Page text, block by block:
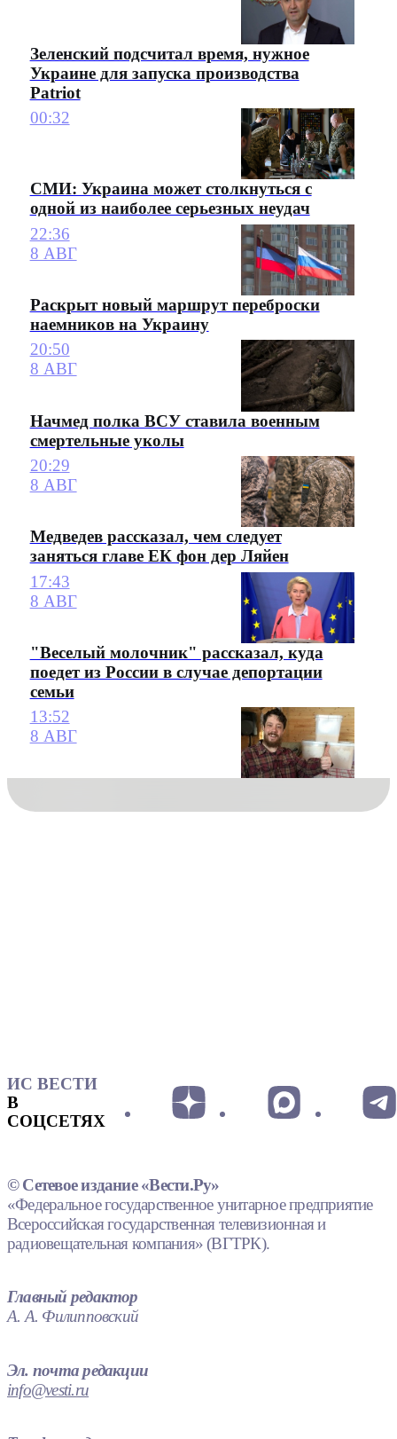
Зеленский подсчитал время, нужное
Украине для запуска производства
Patriot
00:32
СМИ: Украина может столкнуться с
одной из наиболее серьезных неудач
22:36
8 АВГ
Раскрыт новый маршрут переброски
наемников на Украину
20:50
8 АВГ
Начмед полка ВСУ ставила военным
смертельные уколы
20:29
8 АВГ
Медведев рассказал, чем следует
заняться главе ЕК фон дер Ляйен
17:43
8 АВГ
"Веселый молочник" рассказал, куда
поедет из России в случае депортации
семьи
13:52
8 АВГ
ИС ВЕСТИ
В
СОЦСЕТЯХ
© Сетевое издание «Вести.Ру»
«Федеральное государственное унитарное предприятие
Всероссийская государственная телевизионная и
радиовещательная компания» (ВГТРК).
Главный редактор
А. А. Филипповский
Эл. почта редакции
info@vesti.ru